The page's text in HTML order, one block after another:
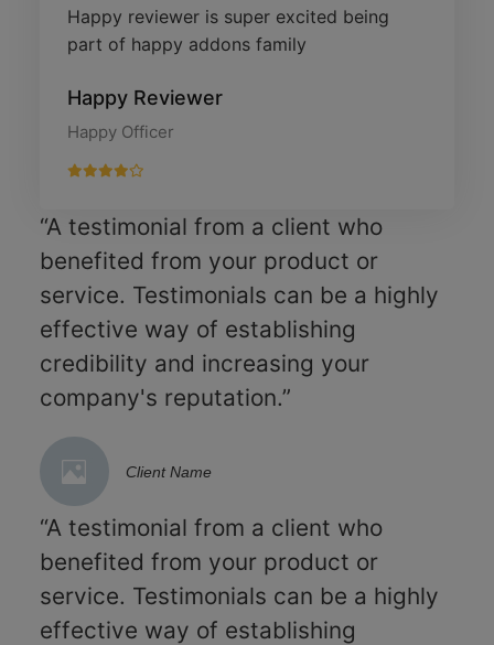
Happy reviewer is super excited being
part of happy addons family
Happy Reviewer
Happy Officer
“A testimonial from a client who
benefited from your product or
service. Testimonials can be a highly
effective way of establishing
credibility and increasing your
company's reputation.”
Client Name
“A testimonial from a client who
benefited from your product or
service. Testimonials can be a highly
effective way of establishing